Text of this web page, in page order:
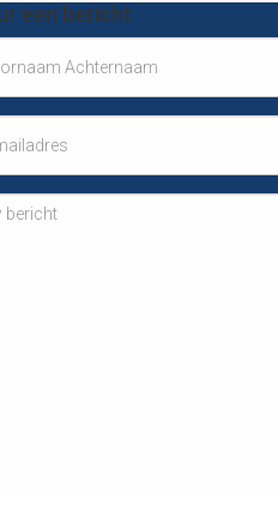
een bericht